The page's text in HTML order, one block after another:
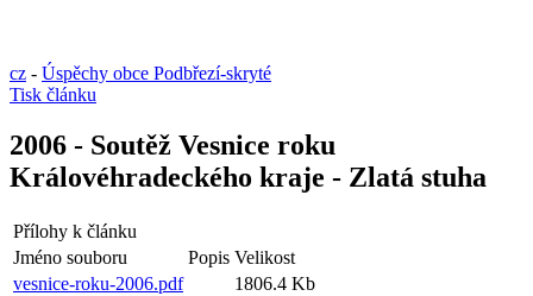
cz - Úspěchy obce Podbřezí-skryté
Tisk článku
2006 - Soutěž Vesnice roku
Královéhradeckého kraje - Zlatá stuha
Přílohy k článku
Jméno souboru
Popis Velikost
vesnice-roku-2006.pdf
1806.4 Kb